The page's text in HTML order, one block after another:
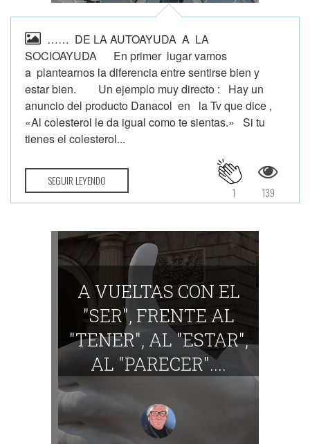
…… DE LA AUTOAYUDA A LA
SOCIOAYUDA En primer lugar vamos
a plantearnos la diferencia entre sentirse bien y
estar bien. Un ejemplo muy directo : Hay un
anuncio del producto Danacol en la Tv que dice ,
«Al colesterol le da igual como te sientas.» Si tu
tienes el colesterol...
SEGUIR LEYENDO
139
1
A VUELTAS CON EL
"SER", FRENTE AL
"TENER", AL "ESTAR",
AL "PARECER"....